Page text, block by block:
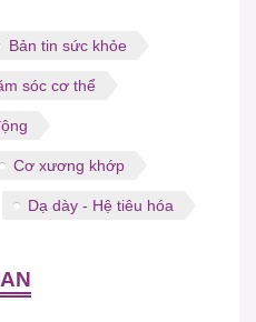
Bản tin sức khỏe
sóc cơ thể
Cơ xương khớp
Dạ dày - Hệ tiêu hóa